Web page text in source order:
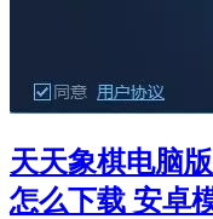
天天象棋电脑
怎么下载 安卓